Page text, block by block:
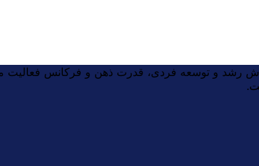
رشد و توسعه فردی، قدرت ذهن و فرکانس فعالیت